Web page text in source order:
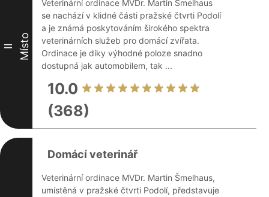
II Místo
Veterinární ordinace MVDr. Martin Šmelhaus
se nachází v klidné části pražské čtvrti Podolí
a je známá poskytováním širokého spektra
veterinárních služeb pro domácí zvířata.
Ordinace je díky výhodné poloze snadno
dostupná jak automobilem, tak ...
10.0
(368)
Domácí veterinář
Veterinární ordinace MVDr. Martin Šmelhaus,
umístěná v pražské čtvrti Podolí, představuje